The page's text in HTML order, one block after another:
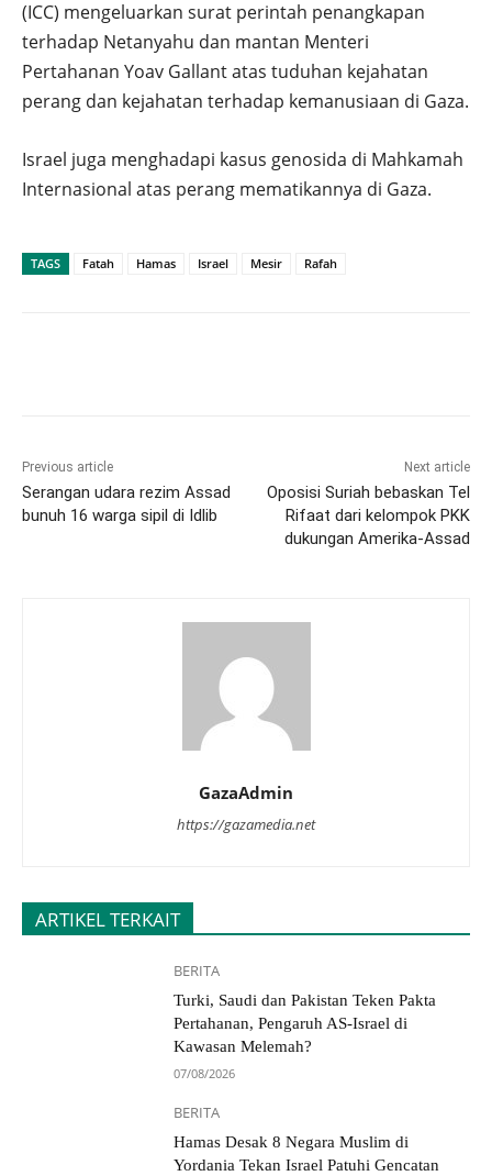
(ICC) mengeluarkan surat perintah penangkapan
terhadap Netanyahu dan mantan Menteri
Pertahanan Yoav Gallant atas tuduhan kejahatan
perang dan kejahatan terhadap kemanusiaan di Gaza.
Israel juga menghadapi kasus genosida di Mahkamah
Internasional atas perang mematikannya di Gaza.
TAGS Fatah Hamas Israel Mesir Rafah
Previous article
Serangan udara rezim Assad
bunuh 16 warga sipil di Idlib
Next article
Oposisi Suriah bebaskan Tel
Rifaat dari kelompok PKK
dukungan Amerika-Assad
GazaAdmin
https://gazamedia.net
ARTIKEL TERKAIT
BERITA
Turki, Saudi dan Pakistan Teken Pakta
Pertahanan, Pengaruh AS-Israel di
Kawasan Melemah?
07/08/2026
BERITA
Hamas Desak 8 Negara Muslim di
Yordania Tekan Israel Patuhi Gencatan